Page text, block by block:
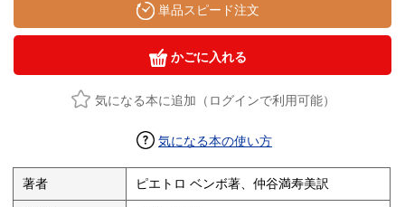
単品スピード注文
かごに入れる
気になる本に追加（ログインで利用可能）
気になる本の使い方
著者 ピエトロ ベンボ著、仲谷満寿美訳